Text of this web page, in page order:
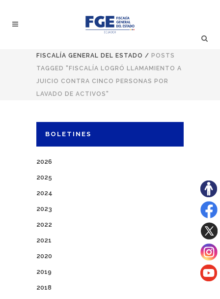
FISCALÍA GENERAL DEL ESTADO / POSTS
TAGGED "FISCALÍA LOGRÓ LLAMAMIENTO A
JUICIO CONTRA CINCO PERSONAS POR
LAVADO DE ACTIVOS"
BOLETINES
2026
2025
2024
2023
2022
2021
2020
2019
2018